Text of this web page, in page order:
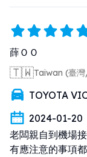
薛ＯＯ
🇹🇼Taiwan (臺
TOYOTA
2024-01-20
老闆親自到機場
有應注意的事項